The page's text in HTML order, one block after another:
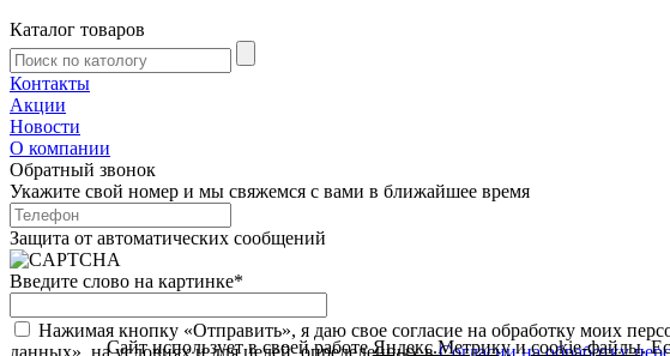
Каталог товаров
Контакты
Акции
Новости
О компании
Обратный звонок
Укажите свой номер и мы свяжемся с вами в ближайшее время
Защита от автоматических сообщений
Введите слово на картинке*
Нажимая кнопку «Отправить», я даю свое согласие на обработку моих
данных», на условиях и для целей, определенных вСогласии на обработку
Сайт использует в своей работеЯндекс.Метрикуиcookie-файлы.